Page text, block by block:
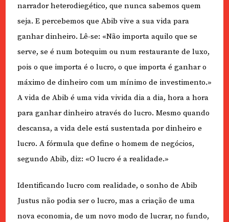
narrador heterodiegético, que nunca sabemos quem
seja. E percebemos que Abib vive a sua vida para
ganhar dinheiro. Lê-se: «Não importa aquilo que se
serve, se é num botequim ou num restaurante de luxo,
pois o que importa é o lucro, o que importa é ganhar o
máximo de dinheiro com um mínimo de investimento.»
A vida de Abib é uma vida vivida dia a dia, hora a hora
para ganhar dinheiro através do lucro. Mesmo quando
descansa, a vida dele está sustentada por dinheiro e
lucro. A fórmula que define o homem de negócios,
segundo Abib, diz: «O lucro é a realidade.»
Identificando lucro com realidade, o sonho de Abib
Justus não podia ser o lucro, mas a criação de uma
nova economia, de um novo modo de lucrar, no fundo,